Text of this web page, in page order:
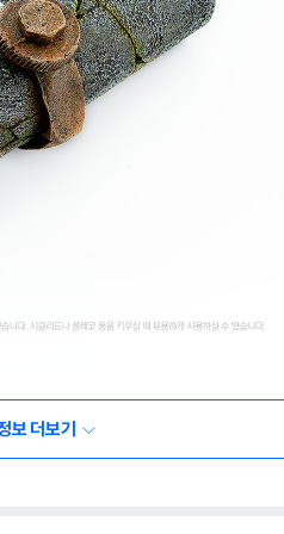
보 더보기